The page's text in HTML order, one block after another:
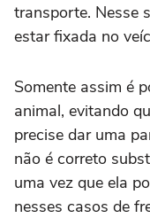
transporte. Nesse
estar fixada no
Somente assim é
animal, evitando
precise dar uma
não é correto
uma vez que ela
nesses casos de